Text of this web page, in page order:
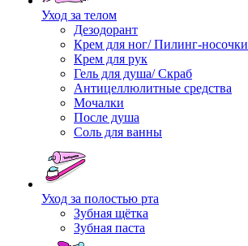
Уход за телом
Дезодорант
Крем для ног/ Пилинг-носочки
Крем для рук
Гель для душа/ Скраб
Антицеллюлитные средства
Мочалки
После душа
Соль для ванны
Уход за полостью рта
Зубная щётка
Зубная паста